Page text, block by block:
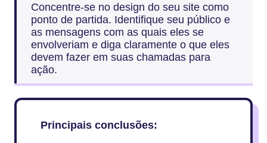
Concentre-se no design do seu site como
ponto de partida. Identifique seu público e
as mensagens com as quais eles se
envolveriam e diga claramente o que eles
devem fazer em suas chamadas para
ação.
Principais conclusões: